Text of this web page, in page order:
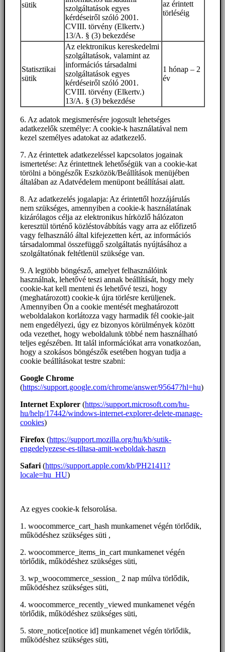
sütik
szolgáltatások egyes
kérdéseiről szóló 2001.
CVIII. törvény (Elkertv.)
13/A. § (3) bekezdése
az érintett
törléséig
Statisztikai
sütik
Az elektronikus kereskedelmi
szolgáltatások, valamint az
információs társadalmi
szolgáltatások egyes
kérdéseiről szóló 2001.
CVIII. törvény (Elkertv.)
13/A. § (3) bekezdése
1 hónap – 2
év
6. Az adatok megismerésére jogosult lehetséges
adatkezelők személye: A cookie-k használatával nem
kezel személyes adatokat az adatkezelő.
7. Az érintettek adatkezeléssel kapcsolatos jogainak
ismertetése: Az érintettnek lehetőségük van a cookie-kat
törölni a böngészők Eszközök/Beállítások menüjében
általában az Adatvédelem menüpont beállításai alatt.
8. Az adatkezelés jogalapja: Az érintettől hozzájárulás
nem szükséges, amennyiben a cookie-k használatának
kizárólagos célja az elektronikus hírközlő hálózaton
keresztül történő közléstovábbítás vagy arra az előfizető
vagy felhasználó által kifejezetten kért, az információs
társadalommal összefüggő szolgáltatás nyújtásához a
szolgáltatónak feltétlenül szüksége van.
9. A legtöbb böngésző, amelyet felhasználóink
használnak, lehetővé teszi annak beállítását, hogy mely
cookie-kat kell menteni és lehetővé teszi, hogy
(meghatározott) cookie-k újra törlésre kerüljenek.
Amennyiben Ön a cookie mentését meghatározott
weboldalakon korlátozza vagy harmadik fél cookie-jait
nem engedélyezi, úgy ez bizonyos körülmények között
oda vezethet, hogy weboldalunk többé nem használható
teljes egészében. Itt talál információkat arra vonatkozóan,
hogy a szokásos böngészők esetében hogyan tudja a
cookie beállításokat testre szabni:
Google Chrome
(https://support.google.com/chrome/answer/95647?hl=hu)
Internet Explorer (https://support.microsoft.com/hu-
hu/help/17442/windows-internet-explorer-delete-manage-
cookies)
Firefox (https://support.mozilla.org/hu/kb/sutik-
engedelyezese-es-tiltasa-amit-weboldak-haszn
Safari (https://support.apple.com/kb/PH21411?
locale=hu_HU)
Az egyes cookie-k felsorolása.
1. woocommerce_cart_hash munkamenet végén törlődik,
működéshez szükséges süti ,
2. woocommerce_items_in_cart munkamenet végén
törlődik, működéshez szükséges süti,
3. wp_woocommerce_session_ 2 nap múlva törlődik,
működéshez szükséges süti,
4. woocommerce_recently_viewed munkamenet végén
törlődik, működéshez szükséges süti,
5. store_notice[notice id] munkamenet végén törlődik,
működéshez szükséges süti,